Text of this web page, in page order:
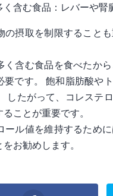
含む食品：レバーや腎
の摂取を制限すること
く含む食品を食べたか
要です。 飽和脂肪酸や
したがって、コレステ
ことが重要です。
ール値を維持するため
お勧めします。